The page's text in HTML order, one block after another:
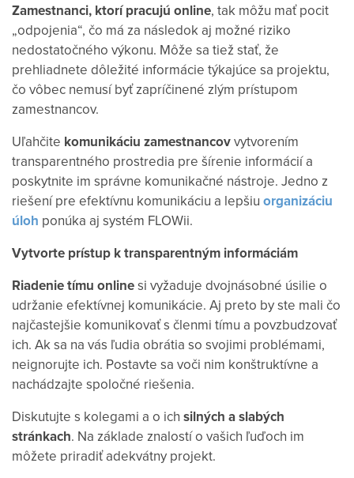
Zamestnanci, ktorí pracujú online, tak môžu mať pocit
„odpojenia“, čo má za následok aj možné riziko
nedostatočného výkonu. Môže sa tiež stať, že
prehliadnete dôležité informácie týkajúce sa projektu,
čo vôbec nemusí byť zapríčinené zlým prístupom
zamestnancov.
Uľahčite komunikáciu zamestnancovvytvorením
transparentného prostredia pre šírenie informácií a
poskytnite im správne komunikačné nástroje. Jedno z
riešení pre efektívnu komunikáciu a lepšiu organizáciu
úloh ponúka aj systém FLOWii.
Vytvorte prístup k transparentným informáciám
Riadenie tímu onlinesi vyžaduje dvojnásobné úsilie o
udržanie efektívnej komunikácie. Aj preto by ste mali čo
najčastejšie komunikovať s členmi tímu a povzbudzovať
ich. Ak sa na vás ľudia obrátia so svojimi problémami,
neignorujte ich. Postavte sa voči nim konštruktívne a
nachádzajte spoločné riešenia.
Diskutujte s kolegami a o ich silných a slabých
stránkach. Na základe znalostí o vašich ľuďoch im
môžete priradiť adekvátny projekt.